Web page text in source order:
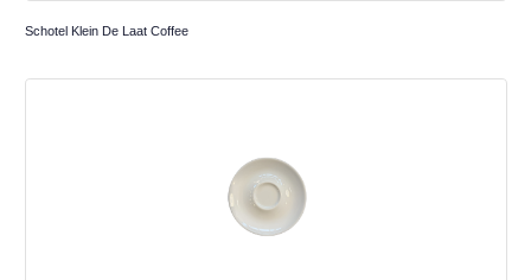
Schotel Klein De Laat Coffee